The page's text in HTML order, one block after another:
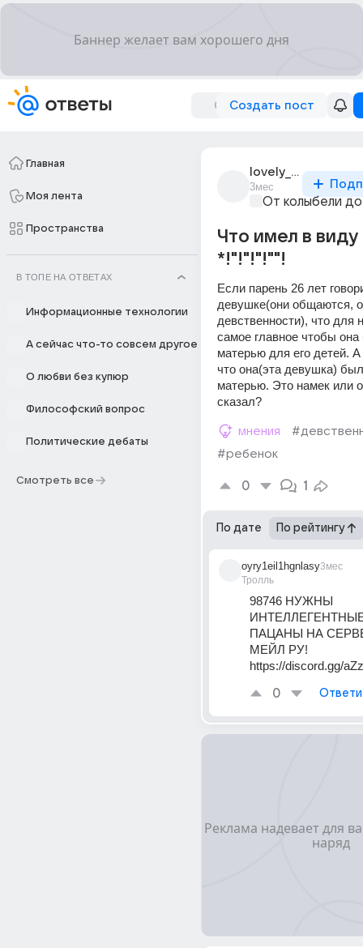
Создать пост
Главная
Моя лента
Пространства
В ТОПЕ НА ОТВЕТАХ
Информационные технологии
А сейчас что-то совсем другое
О любви без купюр
Философский вопрос
Политические дебаты
Смотреть все
lovely_1527_sqwnqg
3мес
От колыбели
Что имел в виду
*!"!"!"!""!
Если парень 26 лет
девушке(они общаются,
девственности), что для
самое главное чтобы
матерью для его детей. А
что она(эта девушка)
матерью. Это намек или
сказал?
мнения
#ребенок
0 1
По дате По рейтингу
oyry1eil1hgnlasy
Тролль
3мес
98746 НУЖНЫ
ПАЦАНЫ НА
МЕЙЛ РУ!
https://discord.gg/
0